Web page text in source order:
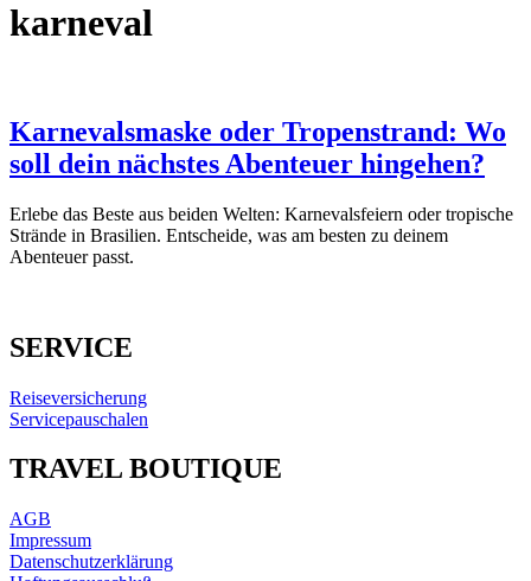
karneval
Karnevalsmaske oder Tropenstrand: Wo
soll dein nächstes Abenteuer hingehen?
Erlebe das Beste aus beiden Welten: Karnevalsfeiern oder tropische
Strände in Brasilien. Entscheide, was am besten zu deinem
Abenteuer passt.
SERVICE
Reiseversicherung
Servicepauschalen
TRAVEL BOUTIQUE
AGB
Impressum
Datenschutzerklärung